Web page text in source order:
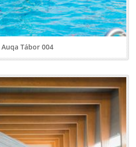
Auqa Tábor 004